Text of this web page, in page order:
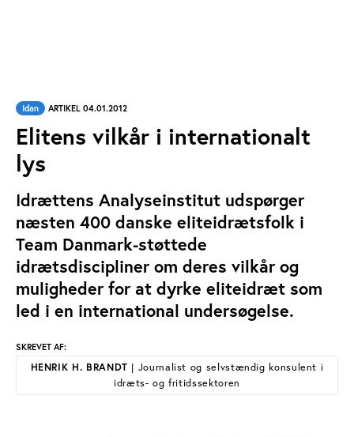
Idan ARTIKEL 04.01.2012
Elitens vilkår i internationalt
lys
Idrættens Analyseinstitut udspørger
næsten 400 danske eliteidrætsfolk i
Team Danmark-støttede
idrætsdiscipliner om deres vilkår og
muligheder for at dyrke eliteidræt som
led i en international undersøgelse.
SKREVET AF:
HENRIK H. BRANDT | Journalist og selvstændig konsulent i
idræts- og fritidssektoren